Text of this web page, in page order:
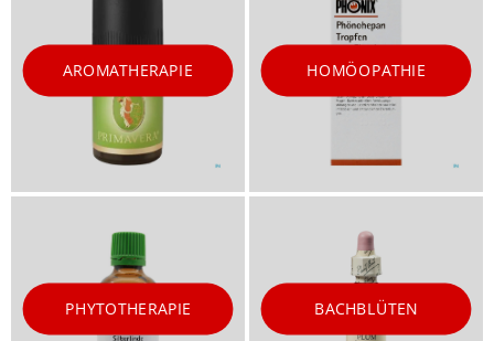
AROMATHERAPIE HOMÖOPATHIE
PHYTOTHERAPIE BACHBLÜTEN